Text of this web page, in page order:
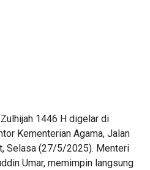
1446 H digelar di
Kementerian Agama, Jalan
Selasa (27/5/2025). Menteri
Umar, memimpin langsung